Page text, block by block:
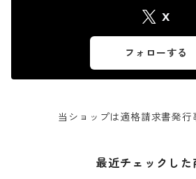
X
フォローする
当ショップは適格請求書発行
最近チェックした